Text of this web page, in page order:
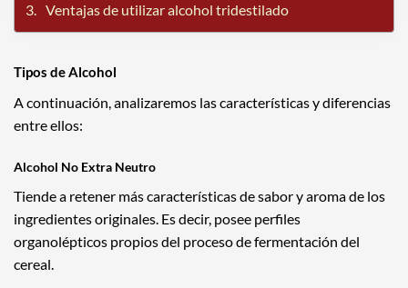
Ventajas de utilizar alcohol tridestilado
Tipos de Alcohol
A continuación, analizaremos las características y diferencias
entre ellos:
Alcohol No Extra Neutro
Tiende a retener más características de sabor y aroma de los
ingredientes originales. Es decir, posee perfiles
organolépticos propios del proceso de fermentación del
cereal.